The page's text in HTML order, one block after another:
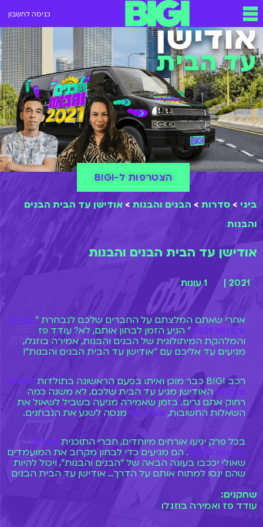
כניסה לחשבון
ביגי > סדרות > הבנים והבנות > אודישן עד הבית הבנים
והבנות
אודישן עד הבית הבנים והבנות
2021 | 1 עונות
אחרי שאתם המלצתם על החברים שלכם לנבחרת "הבנים
והבנות 2021
" הגיע הזמן לבחון אותם, לא? עודד פז
והמלהקת המיתולוגית של הבנים והבנות, אמירה בוזגלו,
מגיעים עד אליכם עם "אודישן עד הבית הבנים והבנות"!
רכב BIGI כבר מוכן ואיתו בפעם הראשונה בתולדות
הבנים
והבנותהאודישן מגיע עד הבית שלכם, לא משנה כמה
רחוק אתם גרים. בזמן שאמירה מגיעה בשביל לשאול את
השאלות החשובות, עודד פז מנסה לשגע את הנבחנים.
בכל פרק יגיעו אורחים מיוחדים, חברי התוכנית הבנים
והבנות 2020
. הם מגיעים כדי לבחון מקרוב את המועמדים
שאולי יככבו בעונה הבאה של "הבנים והבנות", ויכול להיות
שהם ינסו למתוח אותם על הדרך… אודישן עד הבית הבנים
והבנות לצפייה רק בביגי!
שחקנים:
עודד פז ואמירה בוזגלו
הצטרפות ל-BIGI